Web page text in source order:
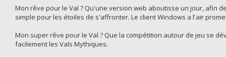
Mon rêve pour le Val ? Qu'une version web aboutisse un jour, afin
simple pour les étoiles de s'affronter. Le client Windows a l'air
Mon super rêve pour le Val ? Que la compétition autour de jeu se
facilement les Vals Mythiques.